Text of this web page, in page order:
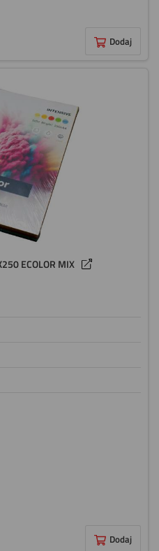
Dodaj
ECOLOR MIX
Dodaj